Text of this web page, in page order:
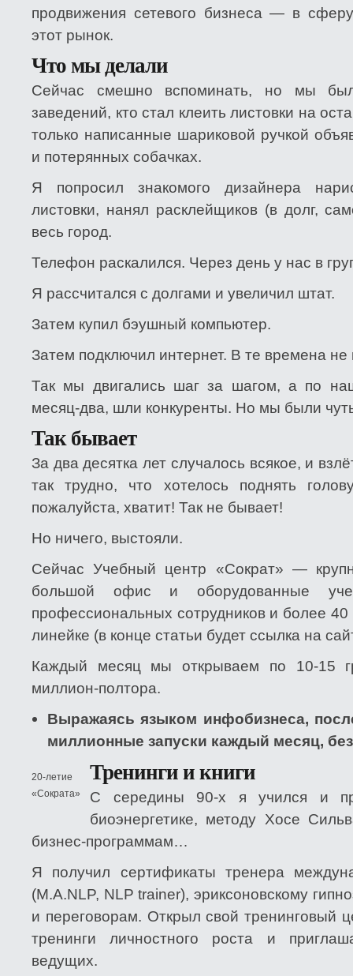
продвижения сетевого бизнеса — в
этот рынок.
Что мы делали
Сейчас смешно вспоминать, но мы
заведений, кто стал клеить листовки на
только написанные шариковой ручкой
и потерянных собачках.
Я попросил знакомого дизайнера
листовки, нанял расклейщиков (в долг,
весь город.
Телефон раскалился. Через день у нас в
Я рассчитался с долгами и увеличил штат.
Затем купил бэушный компьютер.
Затем подключил интернет. В те времена не
Так мы двигались шаг за шагом, а по
месяц-два, шли конкуренты. Но мы были
Так бывает
За два десятка лет случалось всякое, и
так трудно, что хотелось поднять
пожалуйста, хватит! Так не бывает!
Но ничего, выстояли.
Сейчас Учебный центр «Сократ» —
большой офис и оборудованные
профессиональных сотрудников и более 40
линейке (в конце статьи будет ссылка на
Каждый месяц мы открываем по 10-15
миллион-полтора.
Выражаясь языком инфобизнеса,
миллионные запуски каждый месяц,
20-летие
«Сократа»
Тренинги и книги
С середины 90-х я учился и
биоэнергетике, методу Хосе
бизнес-программам…
Я получил сертификаты тренера
(M.A.NLP, NLP trainer), эриксоновскому
и переговорам. Открыл свой тренинговый
тренинги личностного роста и
ведущих.